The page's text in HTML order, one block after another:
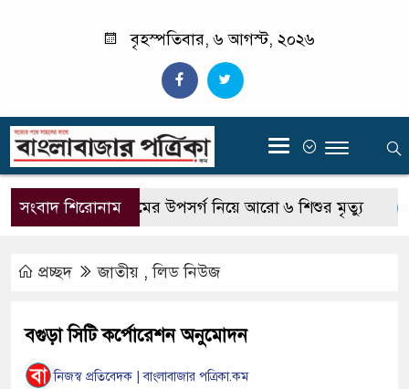
বৃহস্পতিবার, ৬ আগস্ট, ২০২৬
‍
সংবাদ শিরোনাম
সারাদেশে হামের উপসর্গ নিয়ে আরো ৬ শিশুর মৃত্যু
প্রচ্ছদ জাতীয় ,লিড নিউজ
বগুড়া সিটি কর্পোরেশন অনুমোদন
নিজস্ব প্রতিবেদক | বাংলাবাজার পত্রিকা.কম